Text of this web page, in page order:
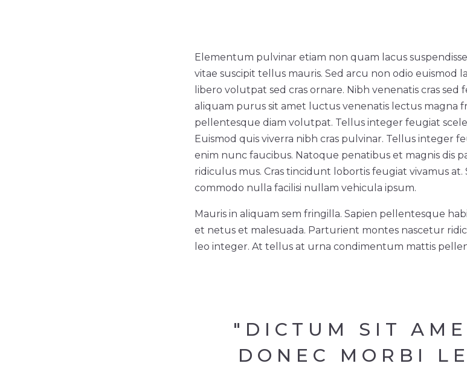
Elementum pulvinar etiam non quam lacus
vitae suscipit tellus mauris. Sed arcu non odio euismod
libero volutpat sed cras ornare. Nibh venenatis cras sed
aliquam purus sit amet luctus venenatis lectus magna
pellentesque diam volutpat. Tellus integer feugiat
Euismod quis viverra nibh cras pulvinar. Tellus integer
enim nunc faucibus. Natoque penatibus et magnis dis
ridiculus mus. Cras tincidunt lobortis feugiat vivamus
commodo nulla facilisi nullam vehicula ipsum.
Mauris in aliquam sem fringilla. Sapien pellentesque
et netus et malesuada. Parturient montes nascetur
leo integer. At tellus at urna condimentum mattis
"DICTUM SIT
DONEC MORBI